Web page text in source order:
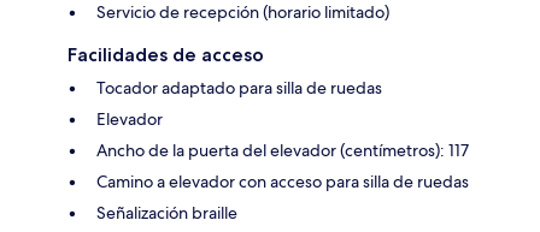
Servicio de recepción (horario limitado)
Facilidades de acceso
Tocador adaptado para silla de ruedas
Elevador
Ancho de la puerta del elevador (centímetros): 117
Camino a elevador con acceso para silla de ruedas
Señalización braille